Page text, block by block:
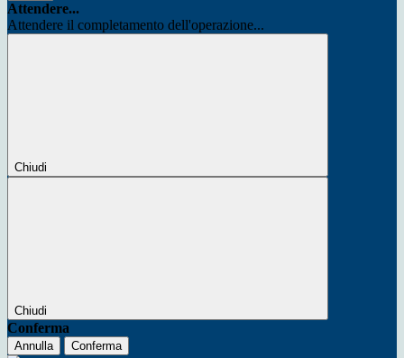
Attendere...
Attendere il completamento dell'operazione...
Chiudi
Chiudi
Conferma
Annulla Conferma